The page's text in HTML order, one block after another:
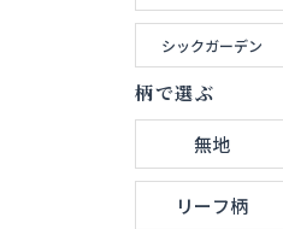
シックガーデン
柄で選ぶ
無地
リーフ柄